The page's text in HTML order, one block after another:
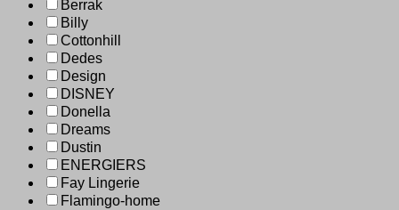
Berrak
Billy
Cottonhill
Dedes
Design
DISNEY
Donella
Dreams
Dustin
ENERGIERS
Fay Lingerie
Flamingo-home